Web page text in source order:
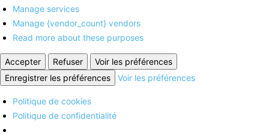
Manage services
Manage {vendor_count} vendors
Read more about these purposes
Accepter Refuser
Voir les préférences
Enregistrer les préférences
Voir les préférences
Politique de cookies
Politique de confidentialité